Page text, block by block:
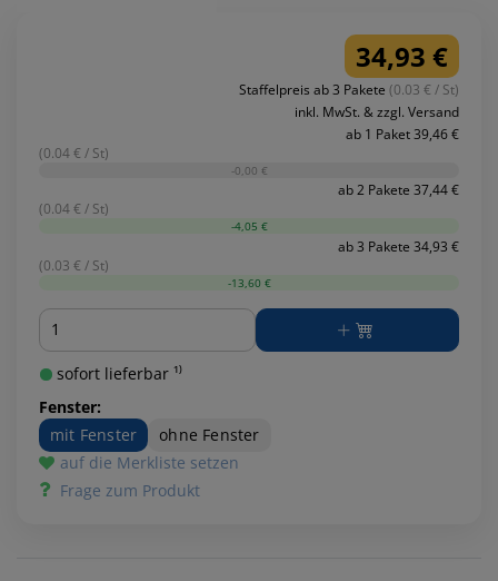
34,93 €
Staffelpreis ab 3 Pakete (0.03 € / St)
inkl. MwSt. & zzgl. Versand
ab 1 Paket 39,46 €
(0.04 € / St)
-0,00 €
ab 2 Pakete 37,44 €
(0.04 € / St)
-4,05 €
ab 3 Pakete 34,93 €
(0.03 € / St)
-13,60 €
Menge
sofort lieferbar ¹⁾
Fenster:
mit Fenster
ohne Fenster
auf die Merkliste setzen
Frage zum Produkt